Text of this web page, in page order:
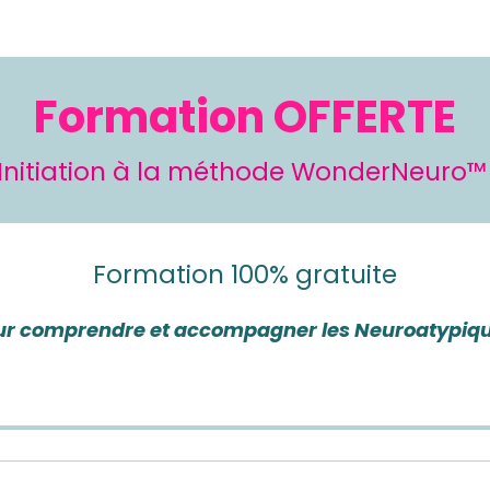
Formation OFFERTE
à la méthode WonderNeuro™
Formation 100% gratuite
comprendre et accompagner les